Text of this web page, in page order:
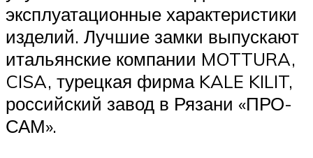
эксплуатационные характеристики
изделий. Лучшие замки выпускают
итальянские компании MOTTURA,
CISA, турецкая фирма KALE KILIT,
российский завод в Рязани «ПРО-
САМ».